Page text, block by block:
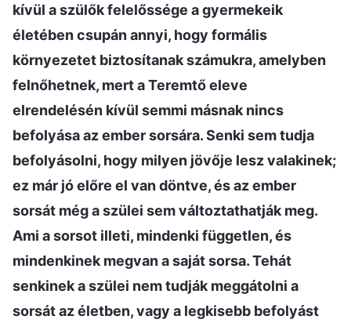
kívül a szülők felelőssége a gyermekeik
életében csupán annyi, hogy formális
környezetet biztosítanak számukra, amelyben
felnőhetnek, mert a Teremtő eleve
elrendelésén kívül semmi másnak nincs
befolyása az ember sorsára. Senki sem tudja
befolyásolni, hogy milyen jövője lesz valakinek;
ez már jó előre el van döntve, és az ember
sorsát még a szülei sem változtathatják meg.
Ami a sorsot illeti, mindenki független, és
mindenkinek megvan a saját sorsa. Tehát
senkinek a szülei nem tudják meggátolni a
sorsát az életben, vagy a legkisebb befolyást